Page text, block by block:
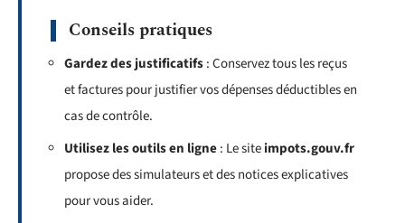
Conseils pratiques
Gardez des justificatifs: Conservez tous les reçus
et factures pour justifier vos dépenses déductibles en
cas de contrôle.
Utilisez les outils en ligne: Le siteimpots.gouv.fr
propose des simulateurs et des notices explicatives
pour vous aider.